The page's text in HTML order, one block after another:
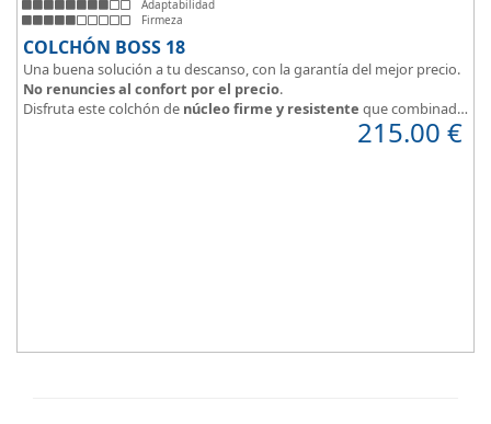
Adaptabilidad
Firmeza
COLCHÓN BOSS 18
Una buena solución a tu descanso, con la garantía del mejor precio.
No renuncies al confort por el precio.
Disfruta este colchón de núcleo firme y resistente que combinado
con el material viscoelástico ViscoPlume en ambas caras y algodón
en cara de verano, consigue un descanso reparador y máximo
215.00 €